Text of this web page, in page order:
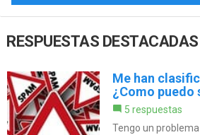
RESPUESTAS DESTACADAS
Me han
¿Como puedo
5 respuestas
Tengo un